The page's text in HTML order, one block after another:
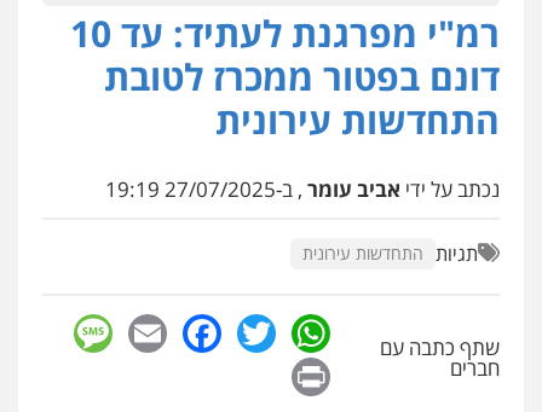
רמ"י מפרגנת לעתיד: עד 10
דונם בפטור ממכרז לטובת
התחדשות עירונית
נכתב על ידי אביב עומר , ב-27/07/2025 19:19
תגיות התחדשות עירונית
שתף כתבה עם
חברים
WhatsApp
Twitter
Facebook
Email